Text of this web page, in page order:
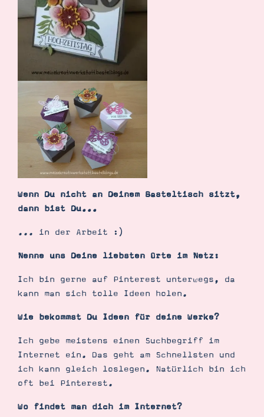
Wenn Du nicht an Deinem Basteltisch sitzt,
dann bist Du...
... in der Arbeit :)
Nenne uns Deine liebsten Orte im Netz:
Ich bin gerne auf Pinterest unterwegs, da
kann man sich tolle Ideen holen.
Wie bekommst Du Ideen für deine Werke?
Ich gebe meistens einen Suchbegriff im
Internet ein. Das geht am Schnellsten und
ich kann gleich loslegen. Natürlich bin ich
oft bei Pinterest.
Wo findet man dich im Internet?